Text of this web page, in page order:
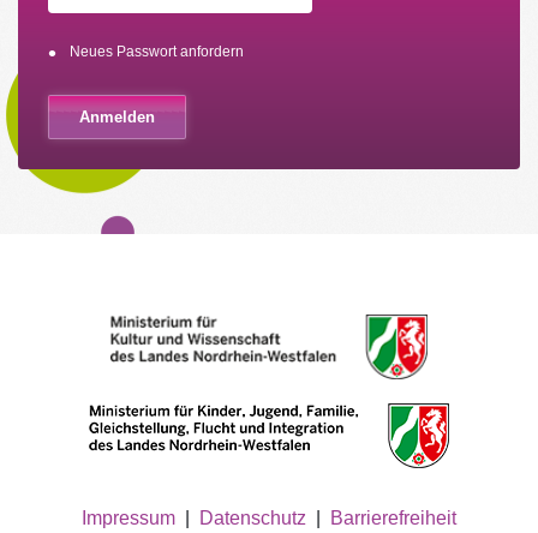
Neues Passwort anfordern
Impressum Datenschutz Barrierefreiheit